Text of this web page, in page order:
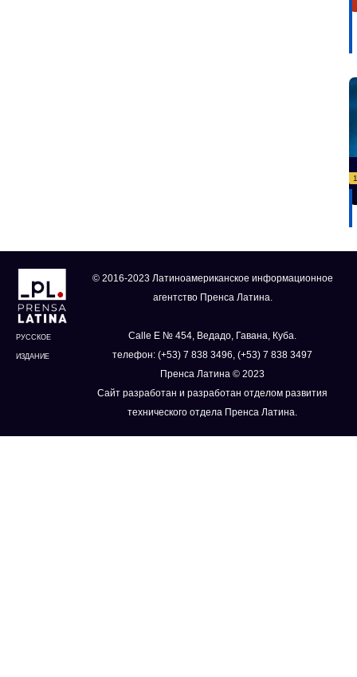
РУССКОЕ
ИЗДАНИЕ
© 2016-2023 Латиноамериканское информационное
агентство Пренса Латина.
Calle E № 454, Ведадо, Гавана, Куба.
телефон: (+53) 7 838 3496, (+53) 7 838 3497
Пренса Латина © 2023
Сайт разработан и разработан отделом развития
технического отдела Пренса Латина.